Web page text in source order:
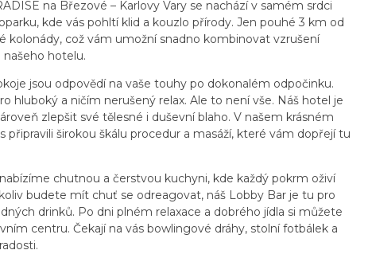
na Březové – Karlovy Vary se nachází v samém srdci
kde vás pohltí klid a kouzlo přírody. Jen pouhé 3 km od
kolonády, což vám umožní snadno kombinovat vzrušení
hotelu.
jsou odpovědí na vaše touhy po dokonalém odpočinku.
hluboký a ničím nerušený relax. Ale to není vše. Náš hotel je
zlepšit své tělesné i duševní blaho. V našem krásném
připravili širokou škálu procedur a masáží, které vám dopřejí tu
chutnou a čerstvou kuchyni, kde každý pokrm oživí
budete mít chuť se odreagovat, náš Lobby Bar je tu pro
drinků. Po dni plném relaxace a dobrého jídla si můžete
centru. Čekají na vás bowlingové dráhy, stolní fotbálek a